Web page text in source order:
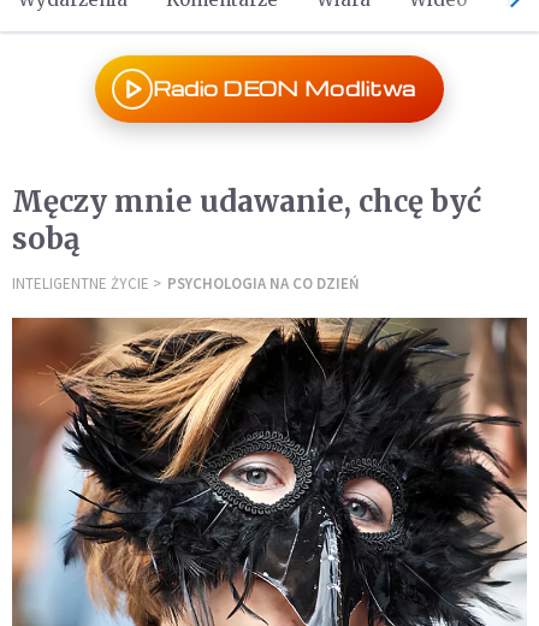
Radio DEON Modlitwa
Męczy mnie udawanie, chcę być
sobą
INTELIGENTNE ŻYCIE PSYCHOLOGIA NA CO DZIEŃ